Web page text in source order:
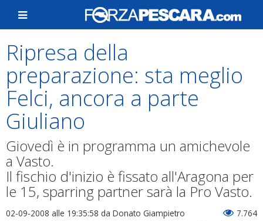
Ripresa della
preparazione: sta meglio
Felci, ancora a parte
Giuliano
Giovedì è in programma un amichevole
a Vasto.
Il fischio d'inizio è fissato all'Aragona per
le 15, sparring partner sarà la Pro Vasto.
02-09-2008 alle 19:35:58 da Donato Giampietro 7.764